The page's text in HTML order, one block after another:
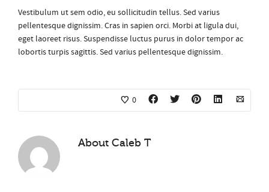
Vestibulum ut sem odio, eu sollicitudin tellus. Sed varius
pellentesque dignissim. Cras in sapien orci. Morbi at ligula dui,
eget laoreet risus. Suspendisse luctus purus in dolor tempor ac
lobortis turpis sagittis. Sed varius pellentesque dignissim.
0
About Caleb T